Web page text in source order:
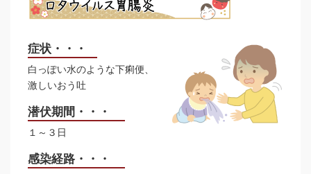
症状・・・
白っぽい水のような下痢便、
激しいおう吐
潜伏期間・・・
１～３日
感染経路・・・